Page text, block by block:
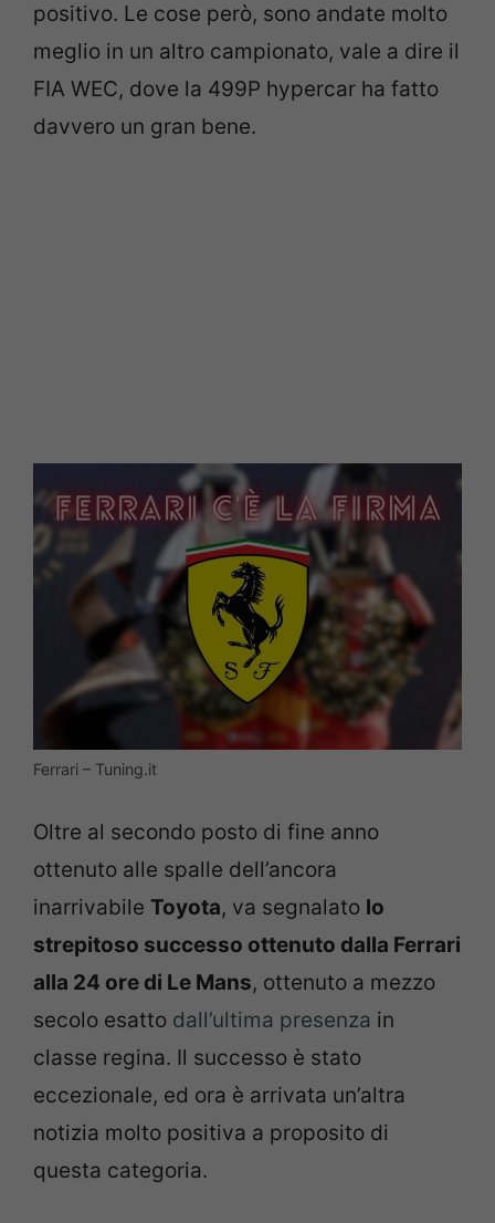
positivo. Le cose però, sono andate molto
meglio in un altro campionato, vale a dire il
FIA WEC, dove la 499P hypercar ha fatto
davvero un gran bene.
Ferrari – Tuning.it
Oltre al secondo posto di fine anno
ottenuto alle spalle dell’ancora
inarrivabile Toyota, va segnalato lo
strepitoso successo ottenuto dalla Ferrari
alla 24 ore di Le Mans, ottenuto a mezzo
secolo esatto dall’ultima presenza in
classe regina. Il successo è stato
eccezionale, ed ora è arrivata un’altra
notizia molto positiva a proposito di
questa categoria.